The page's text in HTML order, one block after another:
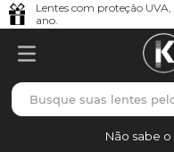
Lentes com proteção
ano.
Busque suas lentes
Não sabe
TERMOS MAIS